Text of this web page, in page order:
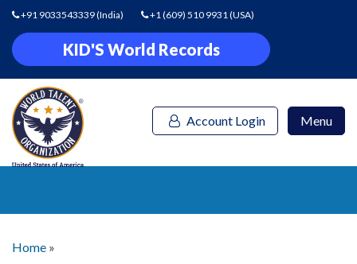
+91 9033543339(India) +1 (609) 510 9931(USA)
KID'S World Records
Account Login Menu
Home »